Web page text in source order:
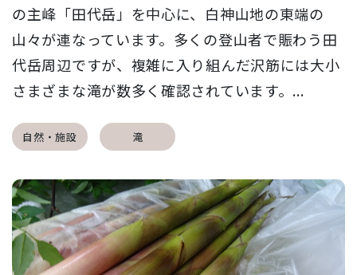
の主峰「田代岳」を中心に、白神山地の東端の
山々が連なっています。多くの登山者で賑わう田
代岳周辺ですが、複雑に入り組んだ沢筋には大小
さまざまな滝が数多く確認されています。...
自然・施設 滝